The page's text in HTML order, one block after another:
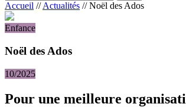
Accueil //Actualités // Noël des Ados
Enfance
Noël des Ados
10/2025
Pour une meilleure